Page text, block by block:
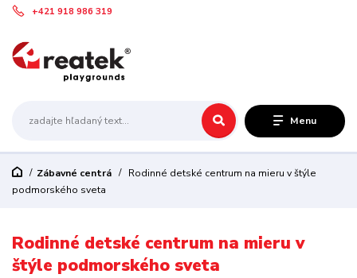
Menu
+421 918 986 319
Zábavné centrá
Rodinné detské centrum na mieru v štýle
podmorského sveta
Rodinné detské centrum na mieru v
štýle podmorského sveta